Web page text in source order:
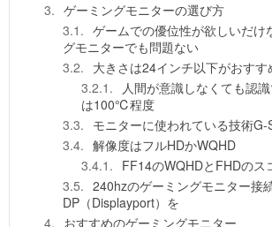
ゲーミングモニターの選び方
ゲームでの優位性が欲しいだけ
グモニターでも問題ない
大きさは24インチ以下がおすす
人間が意識しなくても認
は100℃程度
モニターに使われている技術
解像度はフルHDかWQHD
FF14のWQHDとFHDのス
240hzのゲーミングモニター接
DP（Displayport）を
おすすめのゲーミングモニター